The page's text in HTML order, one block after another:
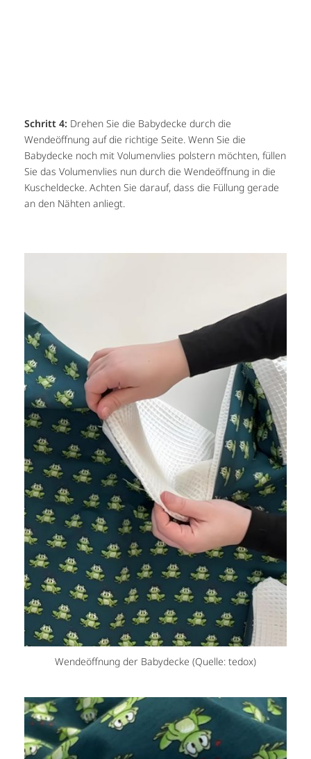
Schritt 4: Drehen Sie die Babydecke durch die
Wendeöffnung auf die richtige Seite. Wenn Sie die
Babydecke noch mit Volumenvlies polstern möchten, füllen
Sie das Volumenvlies nun durch die Wendeöffnung in die
Kuscheldecke. Achten Sie darauf, dass die Füllung gerade
an den Nähten anliegt.
Wendeöffnung der Babydecke (Quelle: tedox)